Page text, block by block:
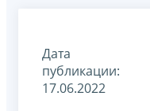
Дата
публикации:
17.06.2022